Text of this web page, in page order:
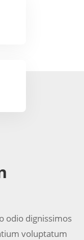
odio dignissimos
voluptatum